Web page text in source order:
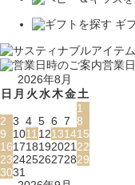
ギ
営業
2026年8月
日 月 火水木金土
1
2 3 4 5 6 7 8
9
1011 12131415
161718192021 22
23242526272829
3031